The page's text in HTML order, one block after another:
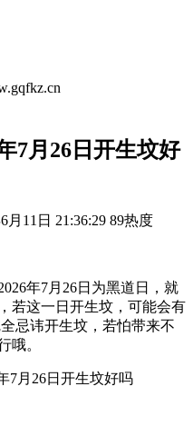
7月26日开生坟好
月11日 21:36:29 89热度
年7月26日为黑道日，就
若这一日开生坟，可能会有
忌讳开生坟，若怕带来不
哦。